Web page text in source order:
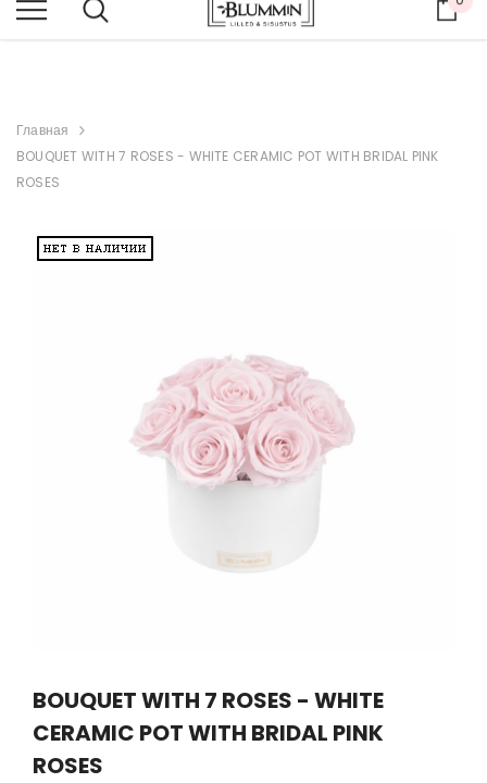
ВЕСЬ МАГАЗИН -20%
Главная
BOUQUET WITH 7 ROSES - WHITE CERAMIC POT WITH BRIDAL PINK
ROSES
BOUQUET WITH 7 ROSES - WHITE
CERAMIC POT WITH BRIDAL PINK
ROSES